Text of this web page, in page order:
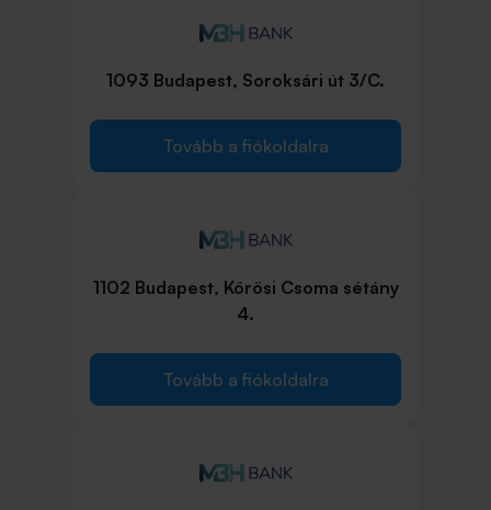
1093 Budapest, Soroksári út 3/C.
Tovább a fiókoldalra
1102 Budapest, Kőrösi Csoma sétány
4.
Tovább a fiókoldalra